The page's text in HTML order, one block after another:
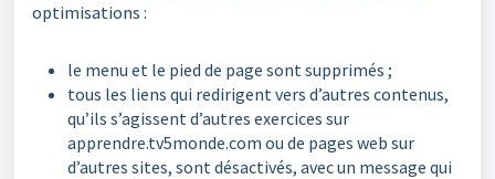
optimisations :
le menu et le pied de page sont supprimés ;
tous les liens qui redirigent vers d’autres contenus,
qu’ils s’agissent d’autres exercices sur
apprendre.tv5monde.com ou de pages web sur
d’autres sites, sont désactivés, avec un message qui